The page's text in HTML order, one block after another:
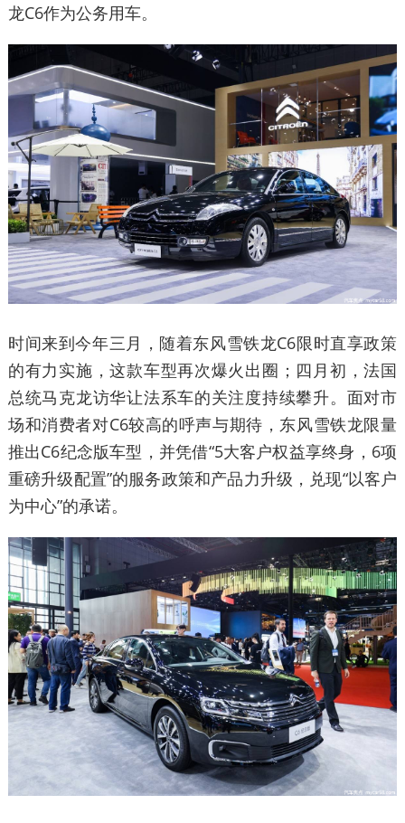
龙C6作为公务用车。
时间来到今年三月，随着东风雪铁龙C6限时直享政策
的有力实施，这款车型再次爆火出圈；四月初，法国
总统马克龙访华让法系车的关注度持续攀升。面对市
场和消费者对C6较高的呼声与期待，东风雪铁龙限量
推出C6纪念版车型，并凭借“5大客户权益享终身，6项
重磅升级配置”的服务政策和产品力升级，兑现“以客户
为中心”的承诺。